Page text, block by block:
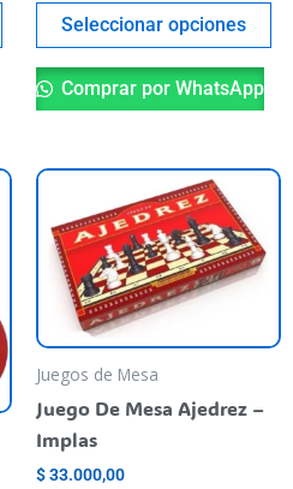
producto
Seleccionar opciones
Comprar por WhatsApp
Este
producto
variantes.
Las
opciones
se
pueden
elegir
Juegos de Mesa
Juego De Mesa Ajedrez –
Implas
$33.000,00